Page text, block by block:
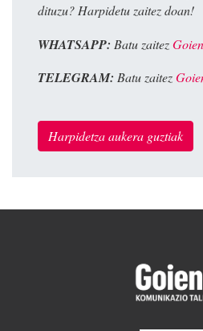
dituzu? Harpidetu zaitez doan!
WHATSAPP: Batu zaitez
TELEGRAM: Batu zaitez
Harpidetza aukera guztiak